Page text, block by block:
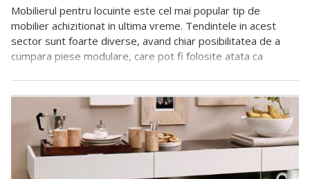
Mobilierul pentru locuinte este cel mai popular tip de
mobilier achizitionat in ultima vreme. Tendintele in acest
sector sunt foarte diverse, avand chiar posibilitatea de a
cumpara piese modulare, care pot fi folosite atata ca